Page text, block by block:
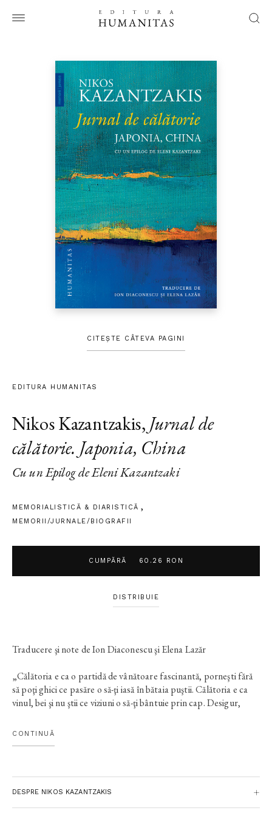
CITEȘTE CÂTEVA PAGINI
EDITURA HUMANITAS
Nikos Kazantzakis, Jurnal de
călătorie. Japonia, China
Cu un Epilog de Eleni Kazantzaki
MEMORIALISTICĂ & DIARISTICĂ
MEMORII/JURNALE/BIOGRAFII
DISTRIBUIE
CUMPĂRĂ 60.26 RON
Traducere şi note de Ion Diaconescu şi Elena Lazăr
„Călătoria e ca o partidă de vânătoare fascinantă, porneşti fără
să poţi ghici ce pasăre o să-ţi iasă în bătaia puştii. Călătoria e ca
vinul, bei şi nu ştii ce viziuni o să-ţi bântuie prin cap. Desigur,
iubesc dialoghează într-o comuniune tainică cu peisajul pe care-l
văd, cu oamenii pe care-i întâlnesc, cu întâmplările pe care le
juca marele joc, viitorul război. Vai şi-amar de cei învinşi, poate şi
de învingători! Marea ispravă pe care trebuie s-o împlinească nu
CONTINUĂ
DESPRE NIKOS KAZANTZAKIS